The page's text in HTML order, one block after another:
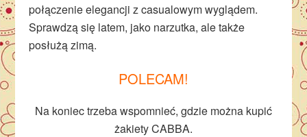
połączenie elegancji z casualowym wyglądem.
Sprawdzą się latem, jako narzutka, ale także
posłużą zimą.
POLECAM!
Na koniec trzeba wspomnieć, gdzie można kupić
żakiety CABBA.